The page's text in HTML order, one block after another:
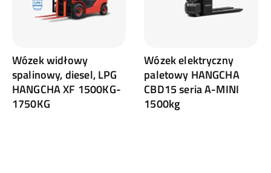
Wózek widłowy
spalinowy, diesel, LPG
HANGCHA XF 1500KG-
1750KG
Wózek elektryczny
paletowy HANGCHA
CBD15 seria A-MINI
1500kg